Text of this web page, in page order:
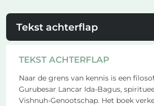
Tekst achterflap
TEKST ACHTERFLAP
Naar de grens van kennis is een
Gurubesar Lancar Ida-Bagus,
Vishnuh-Genootschap. Het boek